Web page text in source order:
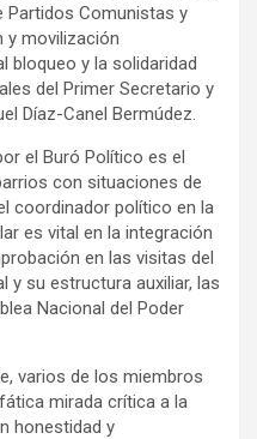
Partidos Comunistas y
y movilización
bloqueo y la solidaridad
del Primer Secretario y
Díaz-Canel Bermúdez.
el Buró Político es el
con situaciones de
coordinador político en la
es vital en la integración
en las visitas del
y su estructura auxiliar, las
Nacional del Poder
varios de los miembros
mirada crítica a la
honestidad y